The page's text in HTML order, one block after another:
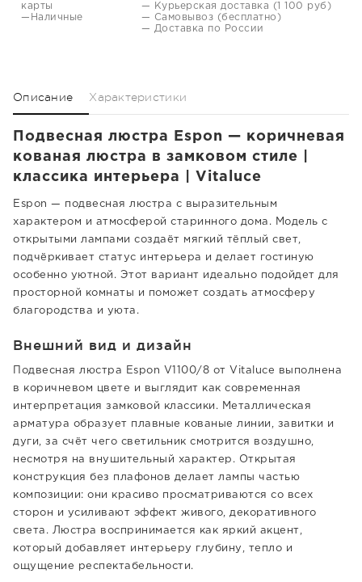
карты
—Наличные
— Курьерская доставка (1 100 руб)
— Самовывоз (бесплатно)
— Доставка по России
Описание Характеристики
Подвесная люстра Espon — коричневая
кованая люстра в замковом стиле |
классика интерьера | Vitaluce
Espon — подвесная люстра с выразительным
характером и атмосферой старинного дома. Модель с
открытыми лампами создаёт мягкий тёплый свет,
подчёркивает статус интерьера и делает гостиную
особенно уютной. Этот вариант идеально подойдет для
просторной комнаты и поможет создать атмосферу
благородства и уюта.
Внешний вид и дизайн
Подвесная люстра Espon V1100/8 от Vitaluce выполнена
в коричневом цвете и выглядит как современная
интерпретация замковой классики. Металлическая
арматура образует плавные кованые линии, завитки и
дуги, за счёт чего светильник смотрится воздушно,
несмотря на внушительный характер. Открытая
конструкция без плафонов делает лампы частью
композиции: они красиво просматриваются со всех
сторон и усиливают эффект живого, декоративного
света. Люстра воспринимается как яркий акцент,
который добавляет интерьеру глубину, тепло и
ощущение респектабельности.